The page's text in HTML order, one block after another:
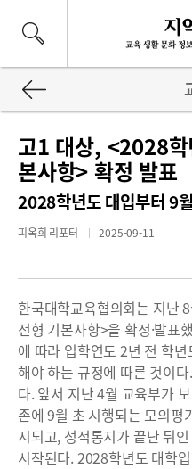
고1 대상, <2028학
본사항> 확정 발표
2028학년도 대입부터 9
피옥희 리포터 2025-09-11
한국대학교육협의회는 지난
전형 기본사항>을 확정·발표
에 따라 입학연도 2년 전 학
해야 하는 규정에 따른 것이
다. 앞서 지난 4월 교육부가
존에 9월 초 시행되는 모의평
시되고, 성적통지가 끝난 뒤
시작된다. 2028학년도 대학